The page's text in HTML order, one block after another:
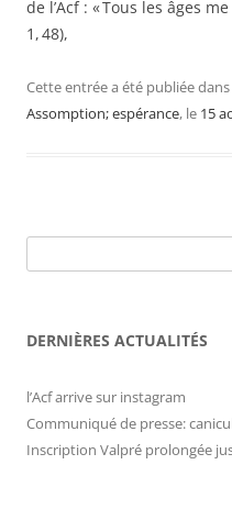
de l’Acf : « Tous les âges
1, 48),
Cette entrée a été publiée dans
Assomption; espérance, le 15
DERNIÈRES ACTUALITÉS
l’Acf arrive sur instagram
Communiqué de presse:
Inscription Valpré prolongée